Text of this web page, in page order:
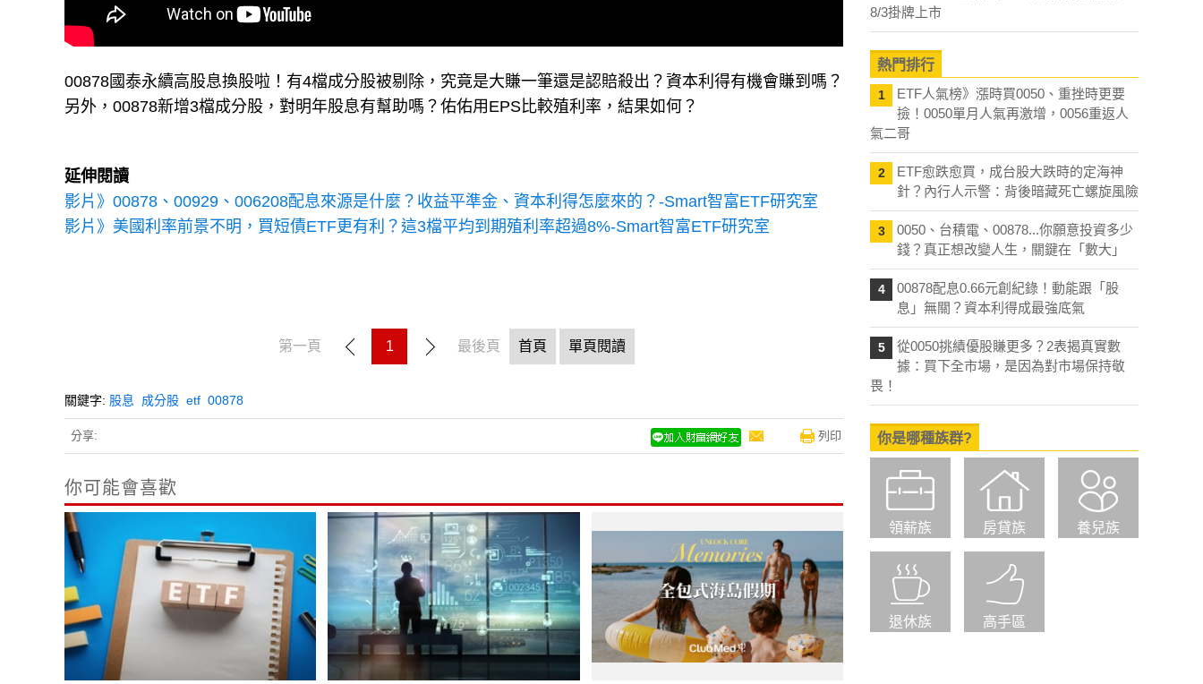
00878國泰永續高股息換股啦！有4檔成分股被剔除，究竟是大賺一筆還是認賠殺出？資本利得有機會賺到嗎？
另外，00878新增3檔成分股，對明年股息有幫助嗎？佑佑用EPS比較殖利率，結果如何？
延伸閱讀
影片》00878、00929、006208配息來源是什麼？收益平準金、資本利得怎麼來的？-Smart智富ETF研究室
影片》美國利率前景不明，買短債ETF更有利？這3檔平均到期殖利率超過8%-Smart智富ETF研究室
第一頁 1 最後頁 首頁 單頁閱讀
關鍵字: 股息 成分股 etf 00878
分享: 列印
你可能會喜歡
8/3掛牌上市
熱門排行
1
ETF人氣榜》漲時買0050、重挫時更要
撿！0050單月人氣再激增，0056重返人
氣二哥
2
ETF愈跌愈買，成台股大跌時的定海神
針？內行人示警：背後暗藏死亡螺旋風險
3
0050、台積電、00878...你願意投資多少
錢？真正想改變人生，關鍵在「數大」
4
00878配息0.66元創紀錄！動能跟「股
息」無關？資本利得成最強底氣
5
從0050挑績優股賺更多？2表揭真實數
據：買下全市場，是因為對市場保持敬
畏！
你是哪種族群?
領薪族 房貸族 養兒族
退休族 高手區